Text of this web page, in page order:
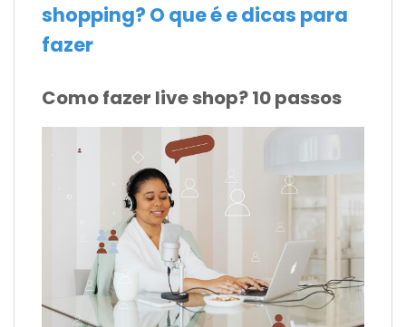
shopping? O que é e dicas para
fazer
Como fazer live shop? 10 passos